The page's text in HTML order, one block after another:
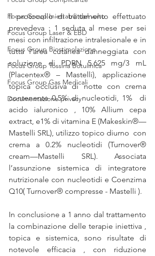
Focus Group Iniettabili del volto
Focus Group Laser & EBD
Focus Group Biostimolazione
Focus Group Tossina Botulinica
Focus Group Gas Medicali
Documentazione privacy
Il protocollo di trattamento effettuato
prevedeva : 1 seduta al mese per sei
mesi con infiltrazione intralesionale e in
tutta l’area cutanea danneggiata con
soluzione di PDRN 5.625 mg/3 mL
(Placentex® – Mastelli), applicazione
topica occlusiva di notte con crema
contenente 0.5% di nucleotidi, 1%  di
acido ialuronico , 10% Allium cepa
extract, e1% di vitamina E (Makeskin®—
Mastelli SRL), utilizzo topico diurno  con
crema a 0.2% nucleotidi (Turnover®
cream—Mastelli SRL). Associata
l’assunzione sistemica di integratore
nutrizionale con nucleotidi e Coenzima
Q10( Turnover® compresse - Mastelli ).
In conclusione a 1 anno dal trattamento
la combinazione delle terapie iniettiva ,
topica e sistemica, sono risultate di
notevole efficacia , con riduzione